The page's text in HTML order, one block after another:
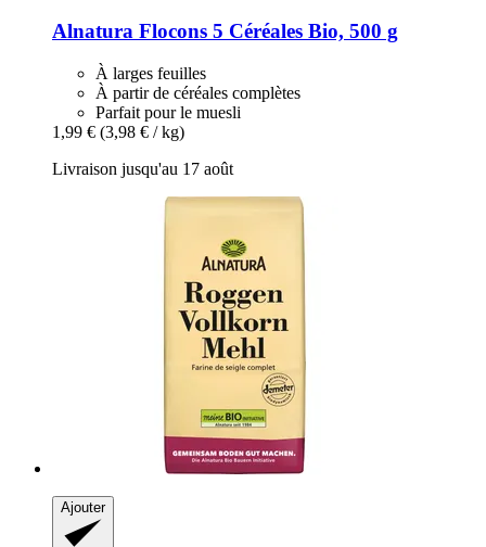
Alnatura Flocons 5 Céréales Bio, 500 g
À larges feuilles
À partir de céréales complètes
Parfait pour le muesli
1,99 € (3,98 € / kg)
Livraison jusqu'au 17 août
Ajouter